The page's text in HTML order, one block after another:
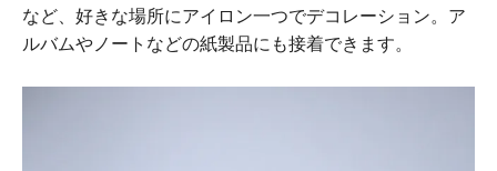
など、好きな場所にアイロン一つでデコレーション。ア
ルバムやノートなどの紙製品にも接着できます。